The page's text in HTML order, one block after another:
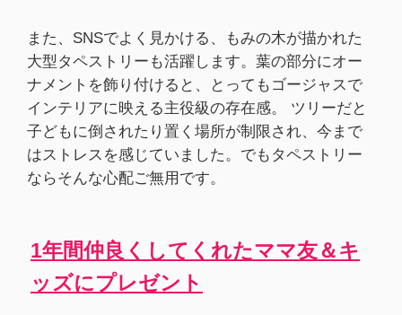
また、SNSでよく見かける、もみの木が描かれた
大型タペストリーも活躍します。葉の部分にオー
ナメントを飾り付けると、とってもゴージャスで
インテリアに映える主役級の存在感。 ツリーだと
子どもに倒されたり置く場所が制限され、今まで
はストレスを感じていました。でもタペストリー
ならそんな心配ご無用です。
1年間仲良くしてくれたママ友＆キ
ッズにプレゼント